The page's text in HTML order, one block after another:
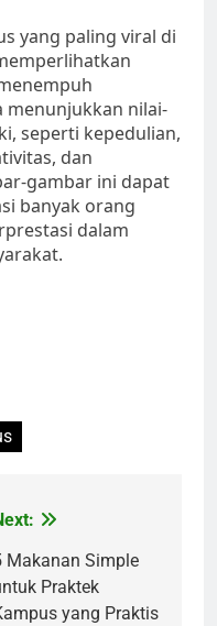
yang paling viral di
menunjukkan nilai-
seperti kepedulian,
dan
gambar ini dapat
banyak orang
dalam
Makanan Simple
Praktek
yang Praktis